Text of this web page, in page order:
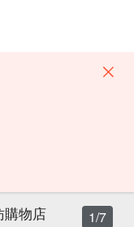
購物店 1/7